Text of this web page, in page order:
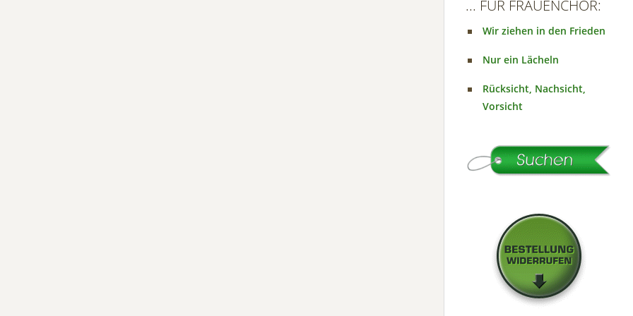
... FÜR FRAUENCHOR:
Wir ziehen in den Frieden
Nur ein Lächeln
Rücksicht, Nachsicht,
Vorsicht